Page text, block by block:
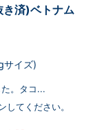
済)ベトナム
イズ)
。タコ...
してください。